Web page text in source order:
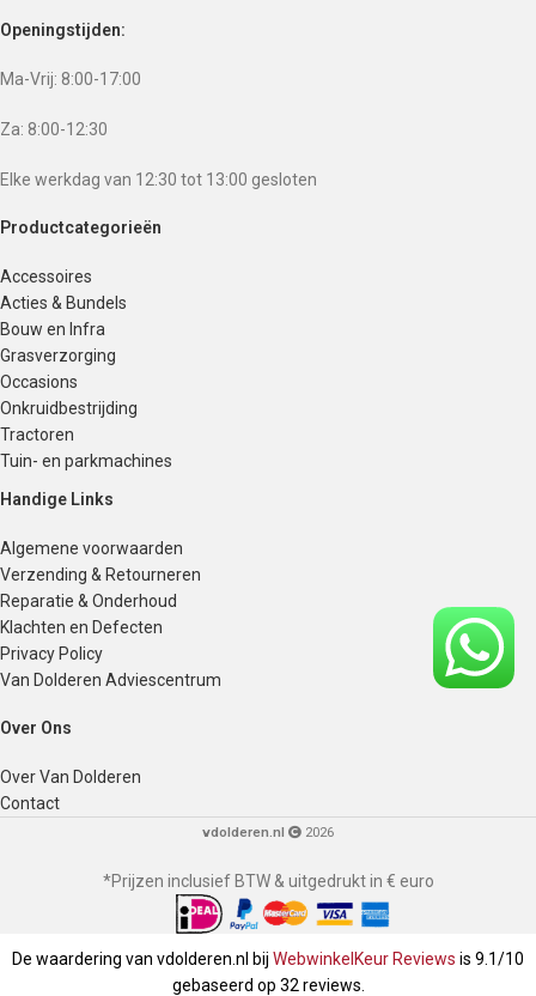
Openingstijden:
Ma-Vrij: 8:00-17:00
Za: 8:00-12:30
Elke werkdag van 12:30 tot 13:00 gesloten
Productcategorieën
Accessoires
Acties & Bundels
Bouw en Infra
Grasverzorging
Occasions
Onkruidbestrijding
Tractoren
Tuin- en parkmachines
Handige Links
Algemene voorwaarden
Verzending & Retourneren
Reparatie & Onderhoud
Klachten en Defecten
Privacy Policy
Van Dolderen Adviescentrum
Over Ons
Over Van Dolderen
Contact
vdolderen.nl 2026
*Prijzen inclusief BTW & uitgedrukt in € euro
De waardering van vdolderen.nl bij WebwinkelKeur Reviews is 9.1/10
gebaseerd op 32 reviews.